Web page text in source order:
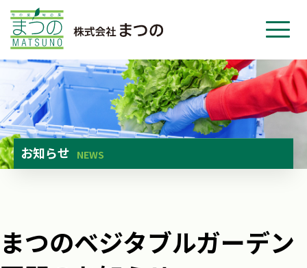
お知らせ NEWS
まつのベジタブルガーデン
ホーム
事業紹介
会社紹介
お問い合わせ